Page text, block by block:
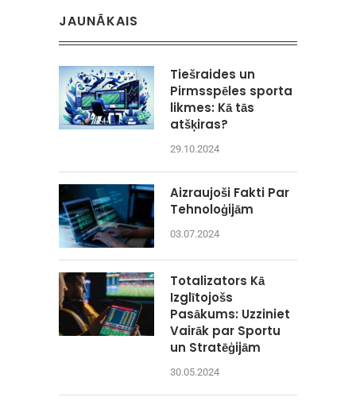
JAUNĀKAIS
Tiešraides un
Pirmsspēles sporta
likmes: Kā tās
atšķiras?
29.10.2024
Aizraujoši Fakti Par
Tehnoloģijām
03.07.2024
Totalizators Kā
Izglītojošs
Pasākums: Uzziniet
Vairāk par Sportu
un Stratēģijām
30.05.2024